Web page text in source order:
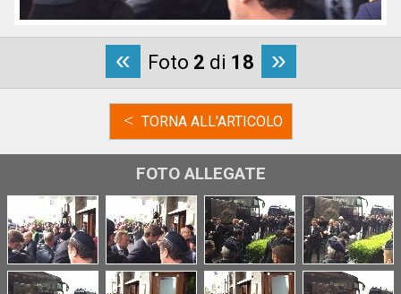
« Foto 2 di 18 »
< TORNA ALL'ARTICOLO
FOTO ALLEGATE